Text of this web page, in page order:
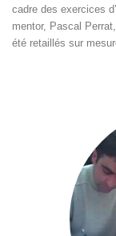
cadre des exercices
mentor, Pascal
été retaillés sur